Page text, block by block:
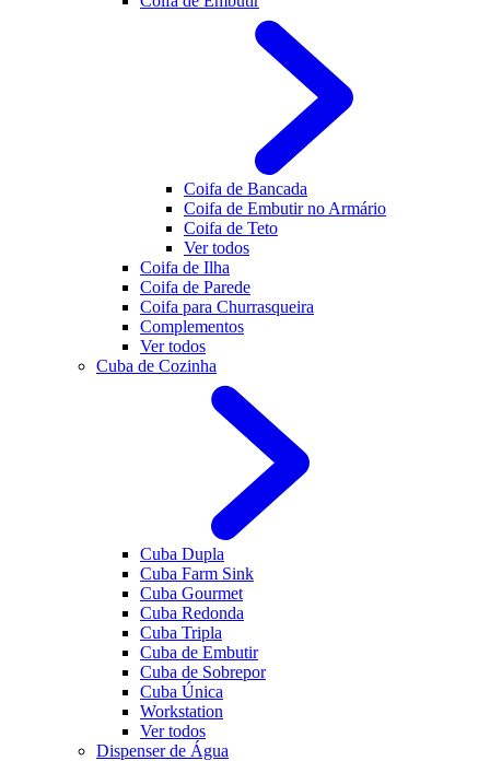
Coifa de Bancada
Coifa de Embutir no Armário
Coifa de Teto
Ver todos
Coifa de Ilha
Coifa de Parede
Coifa para Churrasqueira
Complementos
Ver todos
Cuba de Cozinha
Cuba Dupla
Cuba Farm Sink
Cuba Gourmet
Cuba Redonda
Cuba Tripla
Cuba de Embutir
Cuba de Sobrepor
Cuba Única
Workstation
Ver todos
Dispenser de Água